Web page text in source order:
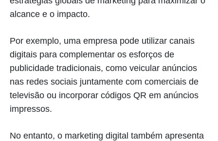
alcance e o impacto.
Por exemplo, uma empresa pode utilizar canais
digitais para complementar os esforços de
publicidade tradicionais, como veicular anúncios
nas redes sociais juntamente com comerciais de
televisão ou incorporar códigos QR em anúncios
impressos.
No entanto, o marketing digital também apresenta